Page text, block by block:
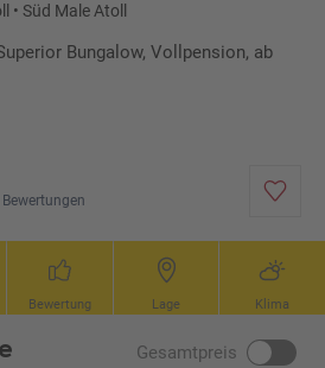
• Süd Male Atoll
Bungalow, Vollpension, ab
Bewertungen
Bewertung Lage Klima
Gesamtpreis